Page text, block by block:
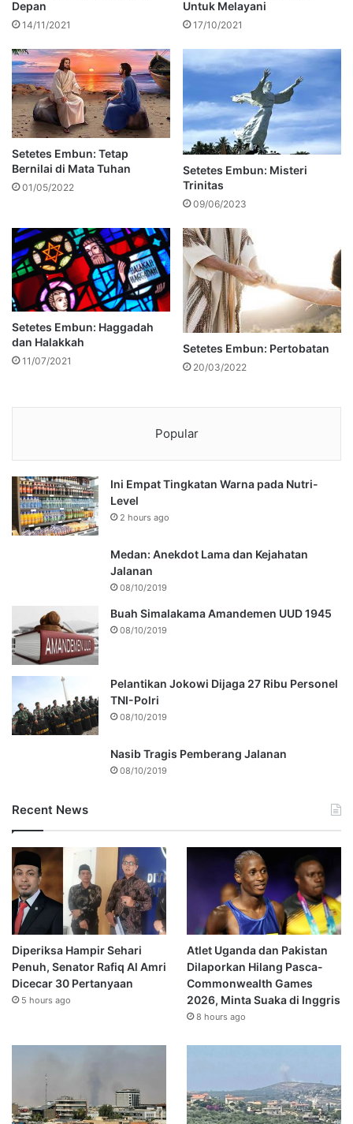
Depan
14/11/2021
Untuk Melayani
17/10/2021
Setetes Embun: Tetap
Bernilai di Mata Tuhan
01/05/2022
Setetes Embun: Misteri
Trinitas
09/06/2023
Setetes Embun: Haggadah
dan Halakkah
11/07/2021
Setetes Embun: Pertobatan
20/03/2022
Popular
Ini Empat Tingkatan Warna pada Nutri-
Level
2 hours ago
Medan: Anekdot Lama dan Kejahatan
Jalanan
08/10/2019
Buah Simalakama Amandemen UUD 1945
08/10/2019
Pelantikan Jokowi Dijaga 27 Ribu Personel
TNI-Polri
08/10/2019
Nasib Tragis Pemberang Jalanan
08/10/2019
Recent News
Diperiksa Hampir Sehari
Penuh, Senator Rafiq Al Amri
Dicecar 30 Pertanyaan
5 hours ago
Atlet Uganda dan Pakistan
Dilaporkan Hilang Pasca-
Commonwealth Games
2026, Minta Suaka di Inggris
8 hours ago